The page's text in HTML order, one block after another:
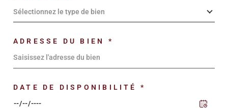
Sélectionnez le type de bien
ADRESSE DU BIEN *
DATE DE DISPONIBILITÉ *